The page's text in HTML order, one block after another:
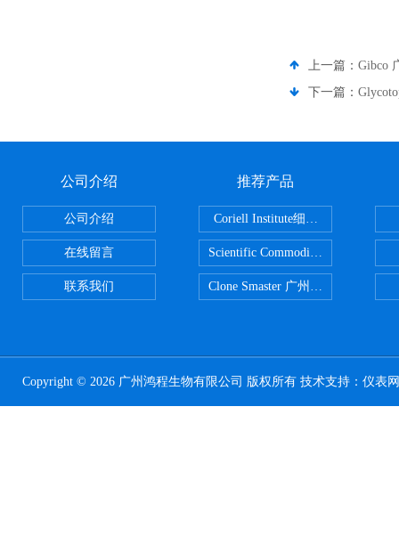
上一篇： Gibco
下一篇：
公司介绍
公司介绍
在线留言
联系我们
推荐产品
Scientific CommoditiesPE管 广州
Clone Smaster 广州鸿程代理
Copyright © 2026 广州鸿程生物有限公司 版权所有 技术支持： 仪表网